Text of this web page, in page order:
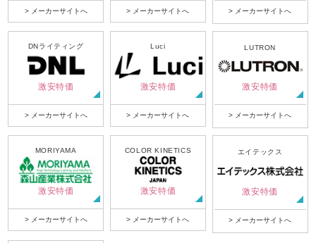
> メーカーサイトへ > メーカーサイトへ > メーカーサイトへ
DNライティング
激安特価
> メーカーサイトへ
Luci
激安特価
> メーカーサイトへ
LUTRON
激安特価
> メーカーサイトへ
MORIYAMA
激安特価
> メーカーサイトへ
COLOR KINETICS
激安特価
> メーカーサイトへ
エイテックス
激安特価
> メーカーサイトへ